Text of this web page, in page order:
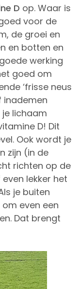
D op. Waar is
voor de
de groei en
en botten en
werking
goed om
‘frisse neus
inademen
lichaam
D! Dit
Ook wordt je
zijn (in de
richten op de
lekker het
je buiten
even een
Dat brengt